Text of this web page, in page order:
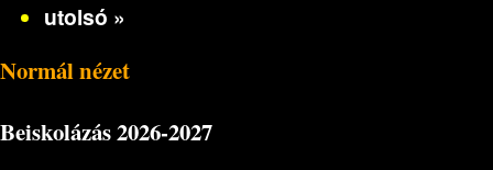
utolsó »
Normál nézet
Beiskolázás2026-2027